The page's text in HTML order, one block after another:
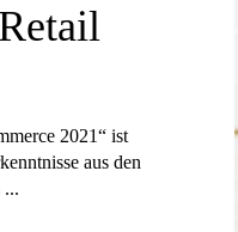
2021“ ist
aus den
...